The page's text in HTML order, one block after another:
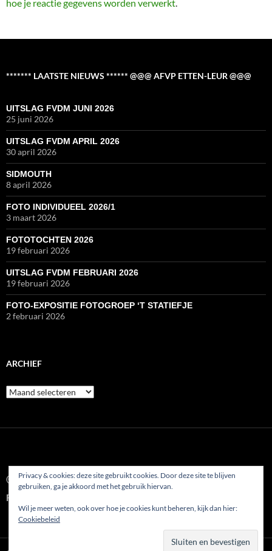
hoe je reactie gegevens worden verwerkt.
******* LAATSTE NIEUWS ****** @@@ AFVP ETTEN-LEUR @@@
UITSLAG FVDM JUNI 2026
25 juni 2026
UITSLAG FVDM APRIL 2026
30 april 2026
SIDMOUTH
8 april 2026
FOTO INDIVIDUEEL 2026/1
3 maart 2026
FOTOTOCHTEN 2026
19 februari 2026
UITSLAG FVDM FEBRUARI 2026
19 februari 2026
FOTO-EXPOSITIE FOTOGROEP ‘T STATIEFJE
2 februari 2026
ARCHIEF
Archief
© 2022
Fotoclub AFVP Etten-Leur
Privacy & cookies: deze site gebruikt cookies. Door deze site te blijven
gebruiken, ga je akkoord met het gebruik hiervan.
Wil je meer weten, ook over hoe je cookies kunt beheren, kijk dan hier:
Cookiebeleid